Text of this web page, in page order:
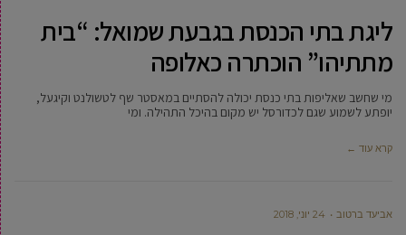
ליגת בתי הכנסת בגבעת שמואל: “בית
מתתיהו” הוכתרה כאלופה
מי שחשב שאליפות בתי כנסת יכולה להסתיים במאסטר שף לטשולנט וקיגעל,
יופתע לשמוע שגם לכדורסל יש מקום בהיכל התהילה. ומי
קרא עוד ←
אביעד ברטוב 24 יוני, 2018